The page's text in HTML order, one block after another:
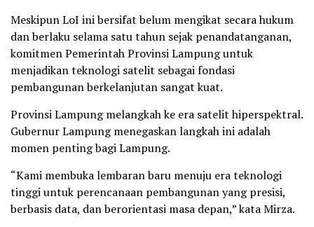
Meskipun LoI ini bersifat belum mengikat secara hukum
dan berlaku selama satu tahun sejak penandatanganan,
komitmen Pemerintah Provinsi Lampung untuk
menjadikan teknologi satelit sebagai fondasi
pembangunan berkelanjutan sangat kuat.
Provinsi Lampung melangkah ke era satelit hiperspektral.
Gubernur Lampung menegaskan langkah ini adalah
momen penting bagi Lampung.
“Kami membuka lembaran baru menuju era teknologi
tinggi untuk perencanaan pembangunan yang presisi,
berbasis data, dan berorientasi masa depan,” kata Mirza.